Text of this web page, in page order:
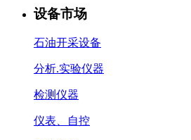
设备市场
石油开采设备
分析.实验仪器
检测仪器
仪表、自控